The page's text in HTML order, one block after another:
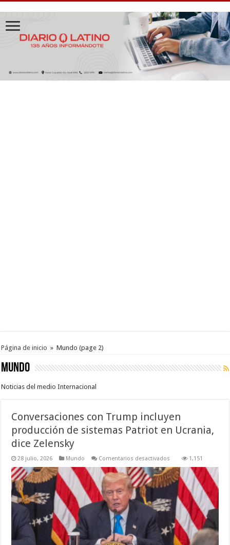
Página de inicio » Mundo (page 2)
Mundo
Noticias del medio Internacional
Conversaciones con Trump incluyen
producción de sistemas Patriot en Ucrania,
dice Zelensky
28 julio, 2026 Mundo Comentarios desactivados
con
Trump
incluyen
producción
de
sistemas
Patriot
en
Ucrania,
dice
Zelensky
1,151